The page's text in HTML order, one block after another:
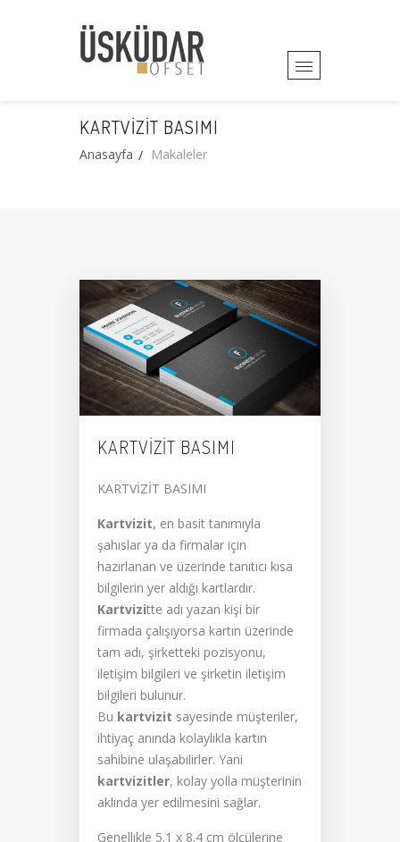
KARTVIZIT BASIMI
Anasayfa Makaleler
KARTVIZIT BASIMI
KARTVİZİT BASIMI
Kartvizit, en basit tanımıyla
şahıslar ya da firmalar için
hazırlanan ve üzerinde tanıtıcı kısa
bilgilerin yer aldığı kartlardır.
Kartvizitte adı yazan kişi bir
firmada çalışıyorsa kartın üzerinde
tam adı, şirketteki pozisyonu,
iletişim bilgileri ve şirketin iletişim
bilgileri bulunur.
Bu kartvizit sayesinde müşteriler,
ihtiyaç anında kolaylıkla kartın
sahibine ulaşabilirler. Yani
kartvizitler, kolay yolla müşterinin
aklında yer edilmesini sağlar.
Genellikle 5.1 x 8.4 cm ölçülerine